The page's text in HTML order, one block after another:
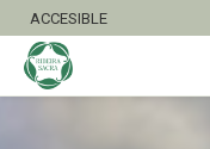
ACCESIBLE